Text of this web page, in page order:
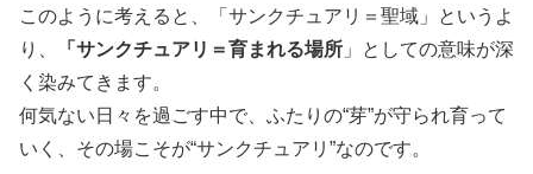
このように考えると、「サンクチュアリ＝聖域」というよ
り、
「サンクチュアリ＝育まれる場所 」としての意味が深
く染みてきます。
何気ない日々を過ごす中で、ふたりの“芽”が守られ育って
いく、その場こそが“サンクチュアリ”なのです。